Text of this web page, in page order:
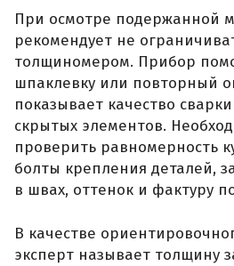
При осмотре подержанной
рекомендует не
толщиномером. Прибор
шпаклевку или повторный
показывает качество
скрытых элементов.
проверить равномерность
болты крепления деталей,
в швах, оттенок и фактуру
В качестве
эксперт называет толщину